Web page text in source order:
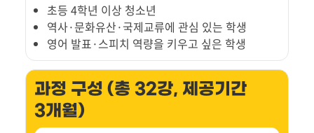
초등 4학년 이상 청소년
역사·문화유산·국제교류에 관심 있는 학생
영어 발표·스피치 역량을 키우고 싶은 학생
과정 구성 (총 32강, 제공기간
3개월)